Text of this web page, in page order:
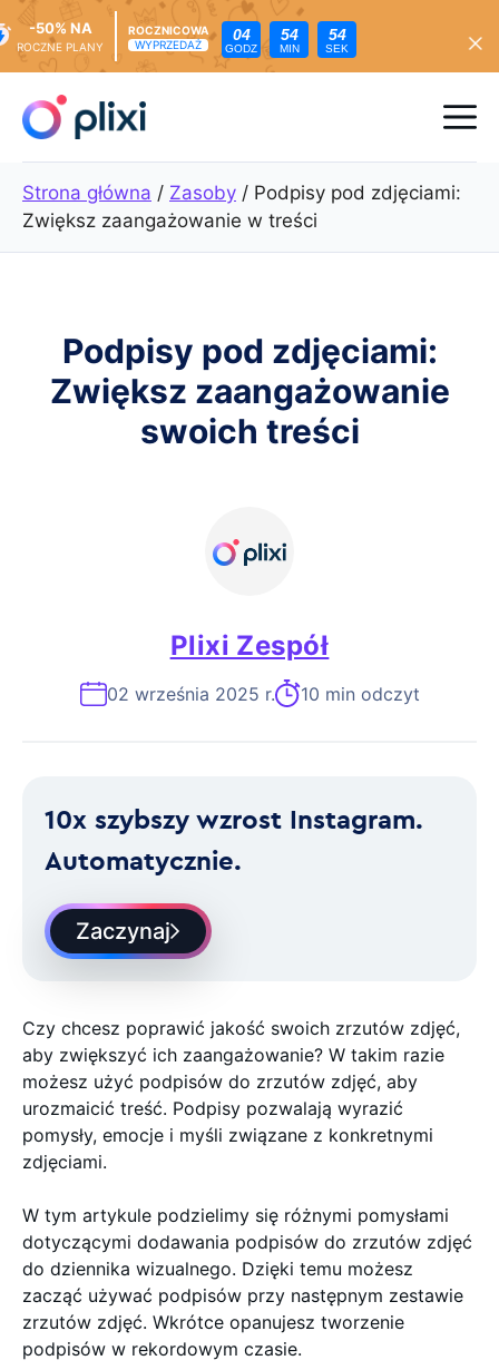
treści
-50% NA
ROCZNE PLANY
ROCZNICOWA
WYPRZEDAŻ
04
GODZ
54
MIN
52
SEK
Strona główna / Zasoby / Podpisy pod zdjęciami:
Zwiększ zaangażowanie w treści
Podpisy pod zdjęciami:
Zwiększ zaangażowanie
swoich treści
Plixi Zespół
02 września 2025 r. 10 min odczyt
10x szybszy wzrost Instagram.
Automatycznie.
Zaczynaj
Czy chcesz poprawić jakość swoich zrzutów zdjęć,
aby zwiększyć ich zaangażowanie? W takim razie
możesz użyć podpisów do zrzutów zdjęć, aby
urozmaicić treść. Podpisy pozwalają wyrazić
pomysły, emocje i myśli związane z konkretnymi
zdjęciami.
W tym artykule podzielimy się różnymi pomysłami
dotyczącymi dodawania podpisów do zrzutów zdjęć
do dziennika wizualnego. Dzięki temu możesz
zacząć używać podpisów przy następnym zestawie
zrzutów zdjęć. Wkrótce opanujesz tworzenie
podpisów w rekordowym czasie.